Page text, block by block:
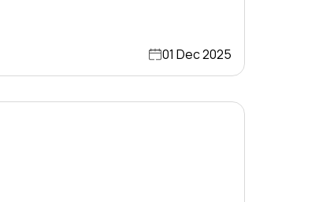
01 Dec 2025